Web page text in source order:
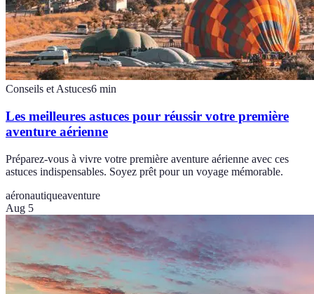
Conseils et Astuces6 min
Les meilleures astuces pour réussir votre première
aventure aérienne
Préparez-vous à vivre votre première aventure aérienne avec ces
astuces indispensables. Soyez prêt pour un voyage mémorable.
aéronautiqueaventure
Aug 5